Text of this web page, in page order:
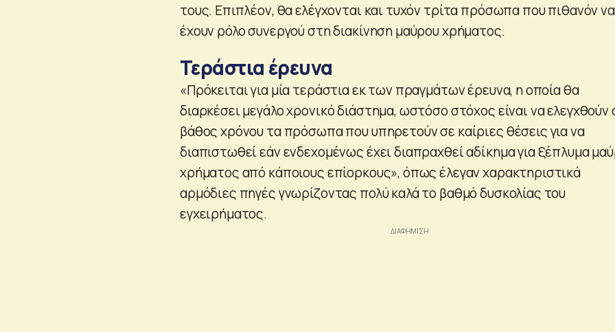
τους. Επιπλέον, θα ελέγχονται και τυχόν τρίτα πρόσωπα που πιθανόν να
έχουν ρόλο συνεργού στη διακίνηση μαύρου χρήματος.
Τεράστια έρευνα
«Πρόκειται για μία τεράστια εκ των πραγμάτων έρευνα, η οποία θα
διαρκέσει μεγάλο χρονικό διάστημα, ωστόσο στόχος είναι να ελεγχθούν
βάθος χρόνου τα πρόσωπα που υπηρετούν σε καίριες θέσεις για να
διαπιστωθεί εάν ενδεχομένως έχει διαπραχθεί αδίκημα για ξέπλυμα
χρήματος από κάποιους επίορκους», όπως έλεγαν χαρακτηριστικά
αρμόδιες πηγές γνωρίζοντας πολύ καλά το βαθμό δυσκολίας του
εγχειρήματος.